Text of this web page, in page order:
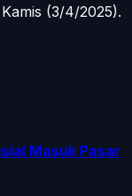
(3/4/2025).
Masuk Pasar